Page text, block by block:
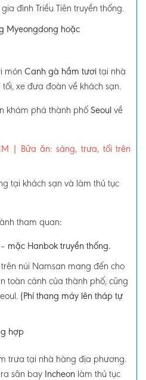
đình Triều Tiên truyền thống.
Myeongdong hoặc
món Canh gà hầm tươi tại nhà
xe đưa đoàn về khách sạn.
khám phá thành phố Seoul về
| Bữa ăn: sáng, trưa, tối trên
tại khách sạn và làm thủ tục
tham quan:
– mặc Hanbok truyền thống.
núi Namsan mang đến cho
toàn cảnh của thành phố, cũng
(Phí thang máy lên tháp tự
hợp
trưa tại nhà hàng địa phương.
sân bay Incheon làm thủ tục